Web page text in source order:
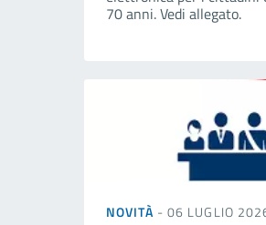
70 anni. Vedi allegato.
NOVITÀ - 06 LUGLIO